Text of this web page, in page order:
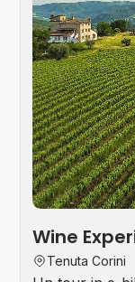
Wine
Tenuta Corini